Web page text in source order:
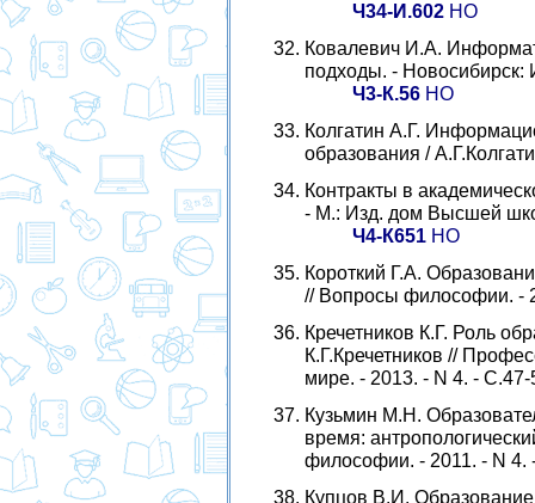
Ч34-И.602НО
Ковалевич И.А.
подходы. -
Ч3-К.56НО
Колгатин А.Г.
образования /
Контракты в
- М.: Изд. дом Высшей
Ч4-К651НО
Короткий Г.А.
// Вопросы философии. -
Кречетников К.Г. Роль
К.Г.Кречетников //
мире. - 2013. - N 4. - С.47-
Кузьмин М.Н.
время:
философии. - 2011. - N 4.
Купцов В.И.